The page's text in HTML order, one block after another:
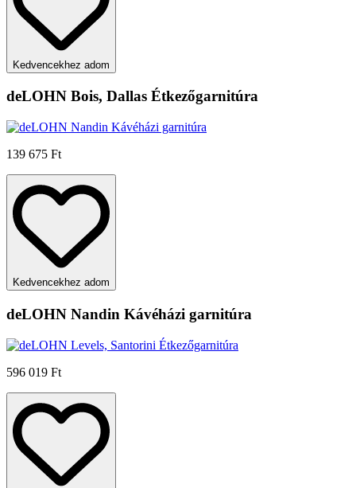
Kedvencekhez adom
deLOHN Bois, Dallas Étkezőgarnitúra
139 675 Ft
Kedvencekhez adom
deLOHN Nandin Kávéházi garnitúra
596 019 Ft